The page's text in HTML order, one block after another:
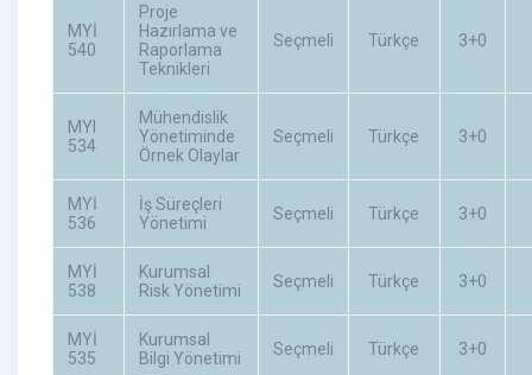
MYİ
540
Proje
Hazırlama ve
Raporlama
Teknikleri
Seçmeli Türkçe 3+0
MYI
534
Mühendislik
Yönetiminde
Örnek Olaylar
Seçmeli Türkçe 3+0
MYİ
536
İş Süreçleri
Yönetimi
Seçmeli Türkçe 3+0
MYİ
538
Kurumsal
Risk Yönetimi
Seçmeli Türkçe 3+0
MYİ
535
Kurumsal
Bilgi Yönetimi
Seçmeli Türkçe 3+0